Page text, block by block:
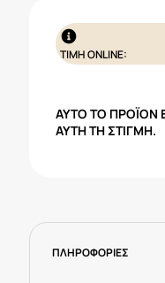
ΤΙΜΗ ONLINE:
ΑΥΤΌ ΤΟ ΠΡΟΪΌΝ
ΑΥΤΉ ΤΗ ΣΤΙΓΜΉ.
ΠΛΗΡΟΦΟΡΙΕΣ